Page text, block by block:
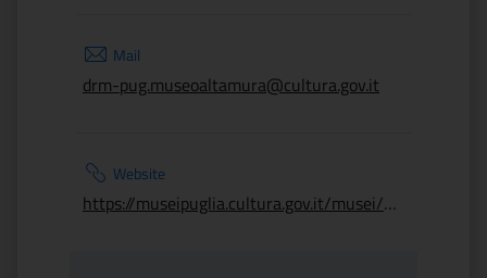
Mail
drm-pug.museoaltamura@cultura.gov.it
Website
https://museipuglia.cultura.gov.it/musei/museo-nazionale-archeologico-di-altamura/